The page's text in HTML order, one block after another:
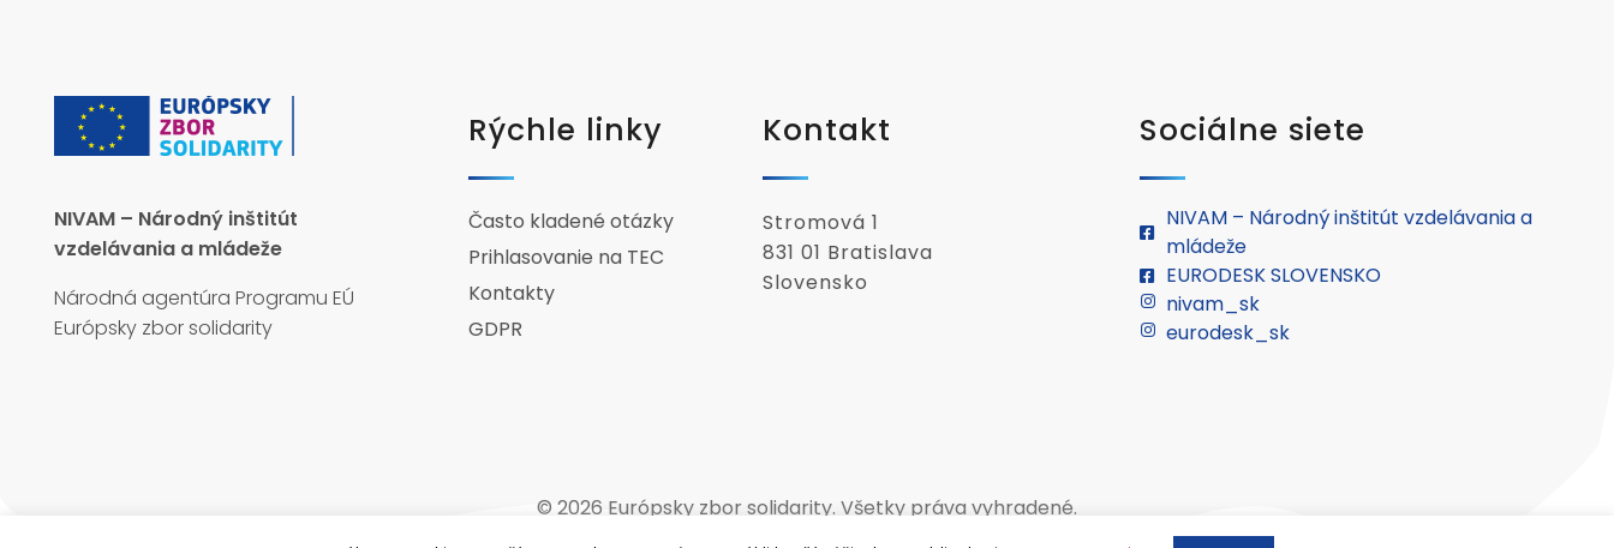
NIVAM – Národný inštitút
vzdelávania a mládeže
Národná agentúra Programu EÚ
Európsky zbor solidarity
Rýchle linky
Často kladené otázky
Prihlasovanie na TEC
Kontakty
GDPR
Kontakt
Stromová 1
831 01 Bratislava
Slovensko
Sociálne siete
NIVAM – Národný inštitút vzdelávania a
mládeže
EURODESK SLOVENSKO
nivam_sk
eurodesk_sk
© 2026 Európsky zbor solidarity. Všetky práva vyhradené.